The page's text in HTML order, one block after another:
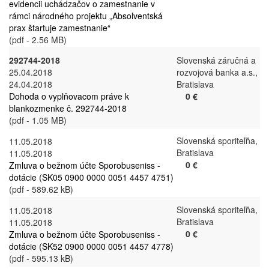
evidencii uchádzačov o zamestnanie v
rámci národného projektu „Absolventská
prax štartuje zamestnanie“
(pdf - 2.56 MB)
292744-2018
25.04.2018
24.04.2018
Dohoda o vyplňovacom práve k
blankozmenke č. 292744-2018
(pdf - 1.05 MB)
Slovenská záručná a
rozvojová banka a.s.,
Bratislava
0 €
11.05.2018
11.05.2018
Zmluva o bežnom účte Sporobuseniss -
dotácie (SK05 0900 0000 0051 4457 4751)
(pdf - 589.62 kB)
Slovenská sporiteľňa,
Bratislava
0 €
11.05.2018
11.05.2018
Zmluva o bežnom účte Sporobuseniss -
dotácie (SK52 0900 0000 0051 4457 4778)
(pdf - 595.13 kB)
Slovenská sporiteľňa,
Bratislava
0 €